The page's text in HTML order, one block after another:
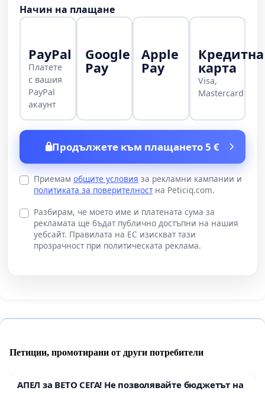
Начин на плащане
PayPal
Платете
с вашия
PayPal
акаунт
Google
Pay
Apple
Pay
Кредитна
карта
Visa,
Mastercard
Продължете към плащането 5 €
Приемам общите условия за рекламни кампании и
политиката за поверителностна Peticiq.com.
Разбирам, че моето име и платената сума за
рекламата ще бъдат публично достъпни на нашия
уебсайт. Правилата на ЕС изискват тази
прозрачност при политическата реклама.
Петиции, промотирани от други потребители
АПЕЛ за ВЕТО СЕГА! Не позволявайте бюджетът на